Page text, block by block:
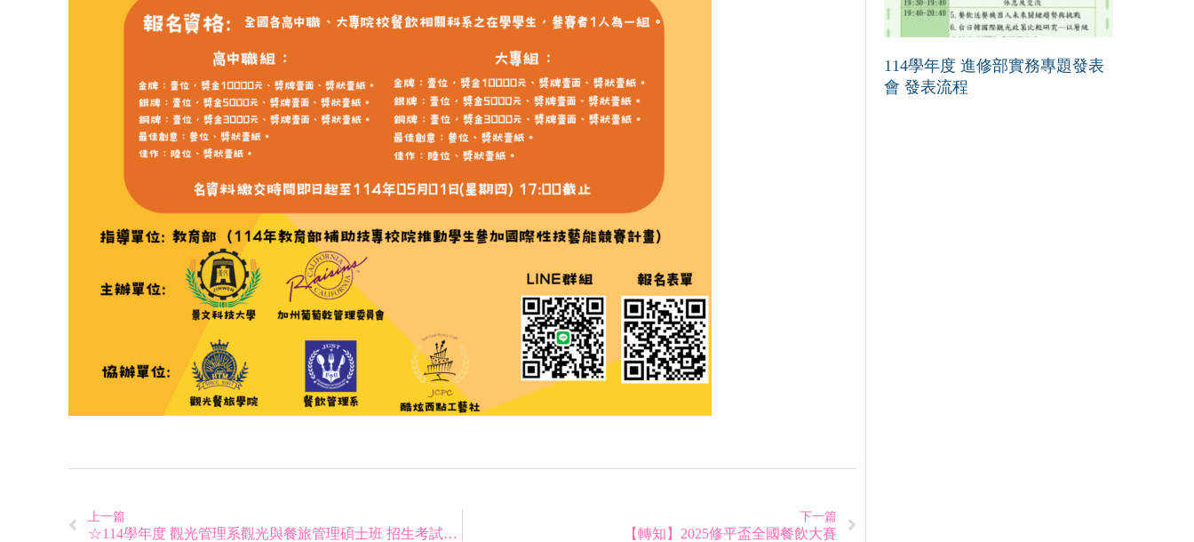
上一篇
☆114學年度 觀光管理系觀光與餐旅管理碩士班 招生考試面試時間表
下一篇
【轉知】2025修平盃全國餐飲大賽
114學年度 進修部實務專題發表
會 發表流程